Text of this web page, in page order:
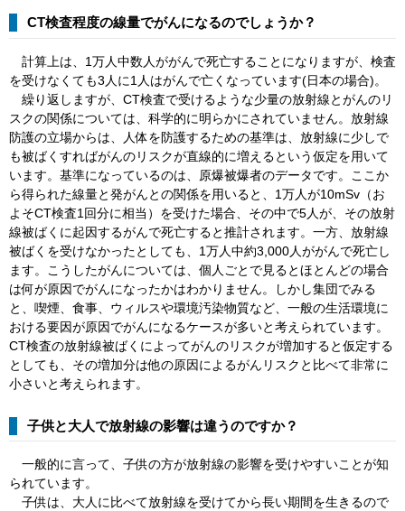
CT検査程度の線量でがんになるのでしょうか？
計算上は、1万人中数人ががんで死亡することになりますが、検査
を受けなくても3人に1人はがんで亡くなっています(日本の場合)。
繰り返しますが、CT検査で受けるような少量の放射線とがんのリ
スクの関係については、科学的に明らかにされていません。放射線
防護の立場からは、人体を防護するための基準は、放射線に少しで
も被ばくすればがんのリスクが直線的に増えるという仮定を用いて
います。基準になっているのは、原爆被爆者のデータです。ここか
ら得られた線量と発がんとの関係を用いると、1万人が10mSv（お
よそCT検査1回分に相当）を受けた場合、その中で5人が、その放射
線被ばくに起因するがんで死亡すると推計されます。一方、放射線
被ばくを受けなかったとしても、1万人中約3,000人ががんで死亡し
ます。こうしたがんについては、個人ごとで見るとほとんどの場合
は何が原因でがんになったかはわかりません。しかし集団でみる
と、喫煙、食事、ウィルスや環境汚染物質など、一般の生活環境に
おける要因が原因でがんになるケースが多いと考えられています。
CT検査の放射線被ばくによってがんのリスクが増加すると仮定する
としても、その増加分は他の原因によるがんリスクと比べて非常に
小さいと考えられます。
子供と大人で放射線の影響は違うのですか？
一般的に言って、子供の方が放射線の影響を受けやすいことが知
られています。
子供は、大人に比べて放射線を受けてから長い期間を生きるので